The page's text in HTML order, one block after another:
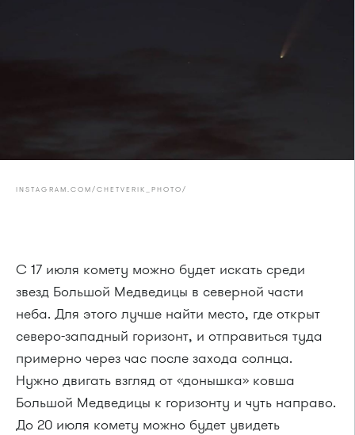
INSTAGRAM.COM/CHETVERIK_PHOTO/
С 17 июля комету можно будет искать среди
звезд Большой Медведицы в северной части
неба. Для этого лучше найти место, где открыт
северо-западный горизонт, и отправиться туда
примерно через час после захода солнца.
Нужно двигать взгляд от «донышка» ковша
Большой Медведицы к горизонту и чуть направо.
До 20 июля комету можно будет увидеть